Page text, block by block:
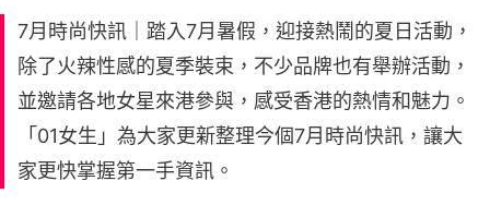
7月時尚快訊｜踏入7月暑假，迎接熱鬧的夏日活動，
除了火辣性感的夏季裝束，不少品牌也有舉辦活動，
並邀請各地女星來港參與，感受香港的熱情和魅力。
「01女生」為大家更新整理今個7月時尚快訊，讓大
家更快掌握第一手資訊。